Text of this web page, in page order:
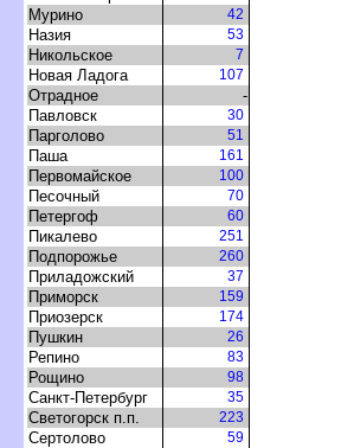
Мурино 42
Назия 53
Никольское 7
Новая Ладога 107
Отрадное
-
Павловск
30
Парголово 51
Паша 161
Первомайское 100
Песочный 70
Петергоф 60
Пикалево 251
Подпорожье 260
Приладожский 37
Приморск 159
Приозерск 174
Пушкин 26
Репино 83
Рощино 98
Санкт-Петербур 35
Светогорск п.п. 223
Сертолово 59